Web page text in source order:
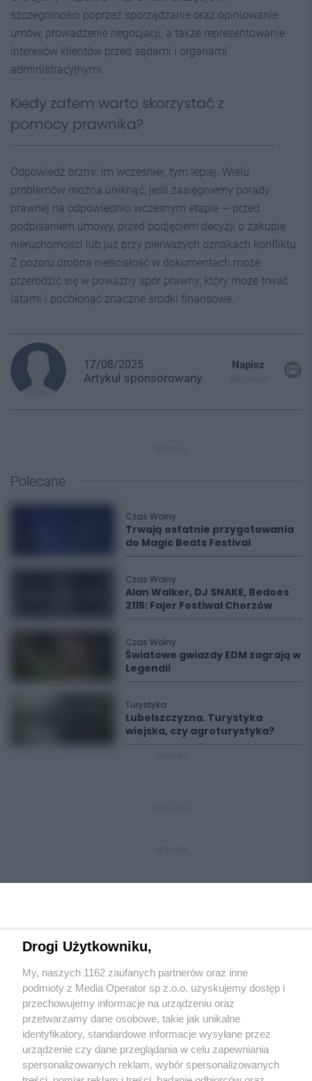
szczególności poprzez sporządzanie oraz opiniowanie
umów, prowadzenie negocjacji, a także reprezentowanie
interesów klientów przed sądami i organami
administracyjnymi.
Kiedy zatem warto skorzystać z
pomocy prawnika?
Odpowiedź brzmi: im wcześniej, tym lepiej. Wielu
problemów można uniknąć, jeśli zasięgniemy porady
prawnej na odpowiednio wczesnym etapie — przed
podpisaniem umowy, przed podjęciem decyzji o zakupie
nieruchomości lub już przy pierwszych oznakach konfliktu.
Z pozoru drobna nieścisłość w dokumentach może
przerodzić się w poważny spór prawny, który może trwać
latami i pochłonąć znaczne środki finansowe.
17/08/2025
Artykuł sponsorowany
Napisz
Polecane
Czas Wolny
Trwają ostatnie przygotowania
do Magic Beats Festival
Czas Wolny
Alan Walker, DJ SNAKE, Bedoes
2115: Fajer Festiwal Chorzów
Czas Wolny
Światowe gwiazdy EDM zagrają w
Legendii
Turystyka
Lubelszczyzna. Turystyka
wiejska, czy agroturystyka?
Wydawca mediówlokalnych
Nie zapomnij
Drogi Użytkowniku,
My, naszych 1162 zaufanych partnerów oraz inne
podmioty z Media Operator sp z.o.o. uzyskujemy dostęp i
przechowujemy informacje na urządzeniu oraz
przetwarzamy dane osobowe, takie jak unikalne
identyfikatory, standardowe informacje wysyłane przez
urządzenie czy dane przeglądania w celu zapewniania
spersonalizowanych reklam, wybór spersonalizowanych